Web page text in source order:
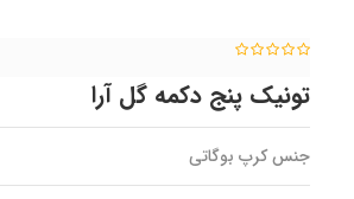
تونیک پنج دکمه گل آرا
جنس کرپ بوگاتی